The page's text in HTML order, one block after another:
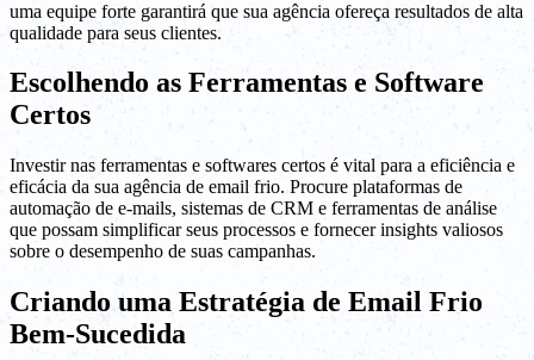
uma equipe forte garantirá que sua agência ofereça resultados de alta
qualidade para seus clientes.
Escolhendo as Ferramentas e Software
Certos
Investir nas ferramentas e softwares certos é vital para a eficiência e
eficácia da sua agência de email frio. Procure plataformas de
automação de e-mails, sistemas de CRM e ferramentas de análise
que possam simplificar seus processos e fornecer insights valiosos
sobre o desempenho de suas campanhas.
Criando uma Estratégia de Email Frio
Bem-Sucedida